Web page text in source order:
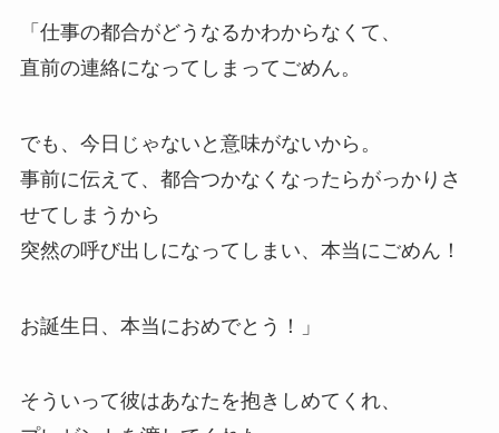
「仕事の都合がどうなるかわからなくて、
直前の連絡になってしまってごめん。
でも、今日じゃないと意味がないから。
事前に伝えて、都合つかなくなったらがっかりさ
せてしまうから
突然の呼び出しになってしまい、本当にごめん！
お誕生日、本当におめでとう！」
そういって彼はあなたを抱きしめてくれ、